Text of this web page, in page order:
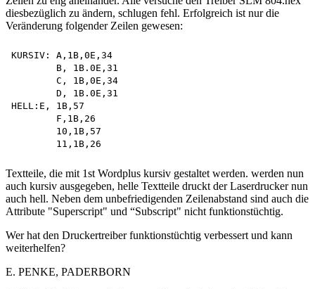
diesbezüglich zu ändern, schlugen fehl. Erfolgreich ist nur die
Veränderung folgender Zeilen gewesen:
KURSIV: A,1B,0E,34
HELL:E, 1B,57
Textteile, die mit 1st Wordplus kursiv gestaltet werden. werden nun
auch kursiv ausgegeben, helle Textteile druckt der Laserdrucker nun
auch hell. Neben dem unbefriedigenden Zeilenabstand sind auch die
Attribute "Superscript" und “Subscript" nicht funktionstüchtig.
Wer hat den Druckertreiber funktionstüchtig verbessert und kann
weiterhelfen?
E. PENKE, PADERBORN